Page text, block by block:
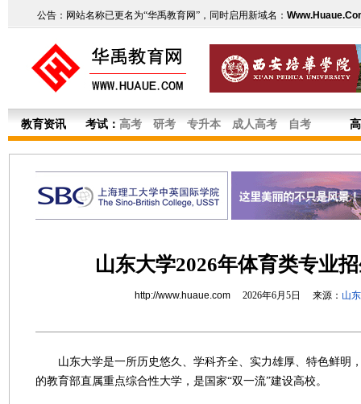
公告：网站名称已更名为“华禹教育网”，同时启用新域名：
教育资讯 考试： 高考 研考 专升本 成人高考 自考
山东大学2026年体育类专业
http://www.huaue.com2026年6月5日 来源： 山
山东大学是一所历史悠久、学科齐全、实力雄厚、特色鲜明
的教育部直属重点综合性大学，是国家“双一流”建设高校。